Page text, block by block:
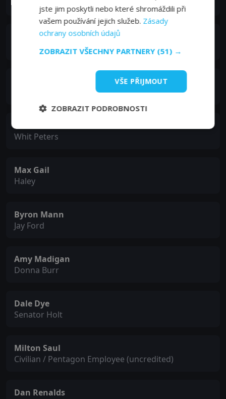
John Savage
Kepper
Linus Roache
Whit Peters
Max Gail
Haley
Byron Mann
Jay Ford
Amy Madigan
Donna Burr
Dale Dye
Senator Holt
Milton Saul
Civilian / Pentagon Employee (uncredited)
Dan Renalds
jste jim poskytli nebo které shromáždili při
vašem používání jejich služeb. Zásady
ochrany osobních údajů
ZOBRAZIT VŠECHNY PARTNERY (51) →
VŠE PŘIJMOUT
ZOBRAZIT PODROBNOSTI